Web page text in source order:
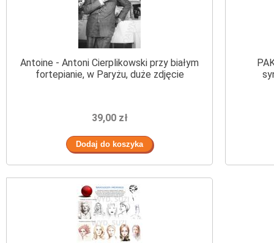
Antoine - Antoni Cierplikowski przy białym
fortepianie, w Paryżu, duże zdjęcie
39,00 zł